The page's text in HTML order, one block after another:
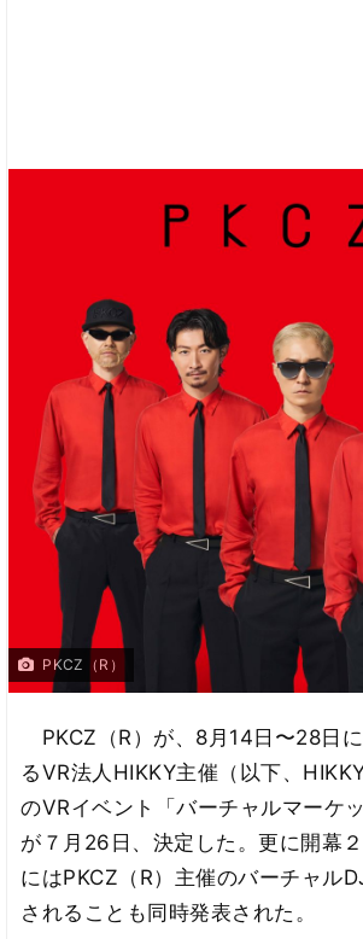
PKCZ（R）
PKCZ（R）が、8月14日〜28日
るVR法人HIKKY主催（以下、
のVRイベント「バーチャルマーケ
が７月26日、決定した。更に開幕
にはPKCZ（R）主催のバーチャル
されることも同時発表された。